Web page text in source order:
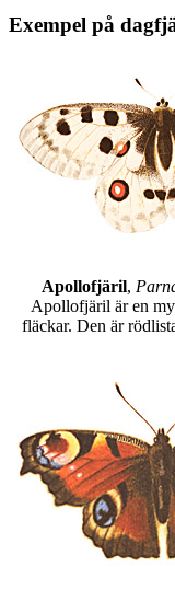
Exempel på
Apollofjäril,
Apollofjäril är en
fläckar. Den är